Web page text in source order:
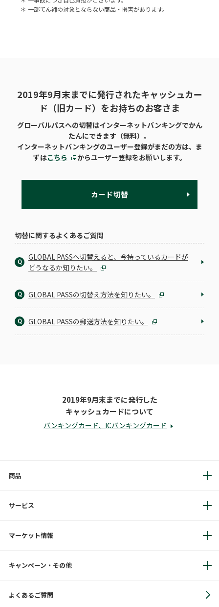
＊ 一部てん補の対象とならない商品・損害があります。
2019年9月末までに発行されたキャッシュカー
ド（旧カード）をお持ちのお客さま
グローバルパスへの切替はインターネットバンキングでかん
たんにできます（無料）。
インターネットバンキングのユーザー登録がまだの方は、ま
ずはこちら からユーザー登録をお願いします。
カード切替
切替に関するよくあるご質問
Q
GLOBAL PASSへ切替えると、今持っているカードが
どうなるか知りたい。
Q GLOBAL PASSの切替え方法を知りたい。
Q GLOBAL PASSの郵送方法を知りたい。
2019年9月末までに発行した
キャッシュカードについて
バンキングカード、ICバンキングカード
商品
サービス
マーケット情報
キャンペーン・その他
よくあるご質問